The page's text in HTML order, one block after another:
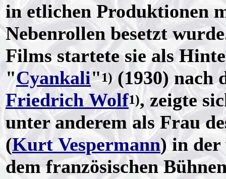
in etlichen Produktionen
Nebenrollen besetzt
Films startete sie als
"Cyankali"1)(1930) nach
Friedrich Wolf1), zeigte
unter anderem als Frau
(Kurt Vespermann) in
dem französischen